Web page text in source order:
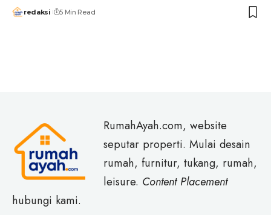
redaksi 5 Min Read
RumahAyah.com, website
seputar properti. Mulai desain
rumah, furnitur, tukang, rumah,
leisure. Content Placement
hubungi kami.